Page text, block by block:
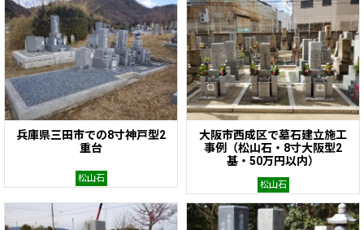
兵庫県三田市での8寸神戸型2
重台
松山石
大阪市西成区で墓石建立施工
事例（松山石・8寸大阪型2
基・50万円以内）
松山石